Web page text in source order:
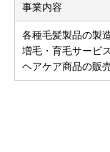
事業内容
各種毛髪製品の製
増毛・育毛サービ
ヘアケア商品の販